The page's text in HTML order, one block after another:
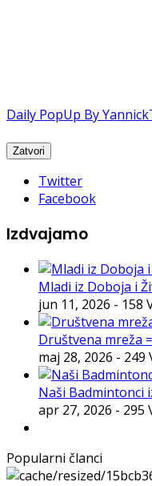
Daily PopUp By
Twitter
Facebook
Izdvajamo
Mladi iz Doboja i
jun 11, 2026 - 158
Društvena mreža
maj 28, 2026 - 249
Naši Badmintonci
apr 27, 2026 - 295
Popularni članci